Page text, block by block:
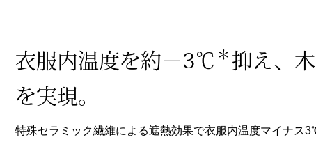
衣服内温度を約－3℃ ＊ 抑え、
を実現。
特殊セラミック繊維による遮熱効果で衣服内温度マイナス